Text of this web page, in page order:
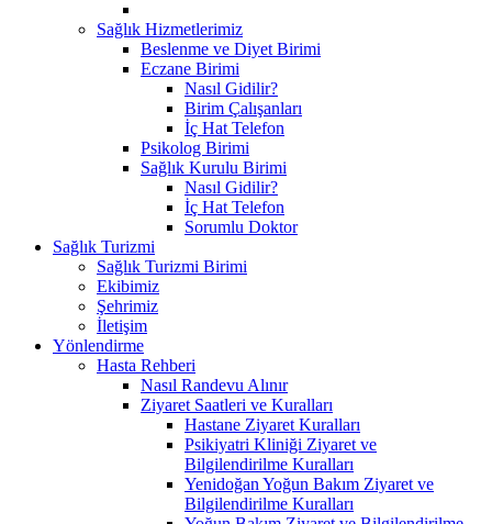
Sağlık Hizmetlerimiz
Beslenme ve Diyet Birimi
Eczane Birimi
Nasıl Gidilir?
Birim Çalışanları
İç Hat Telefon
Psikolog Birimi
Sağlık Kurulu Birimi
Nasıl Gidilir?
İç Hat Telefon
Sorumlu Doktor
Sağlık Turizmi
Sağlık Turizmi Birimi
Ekibimiz
Şehrimiz
İletişim
Yönlendirme
Hasta Rehberi
Nasıl Randevu Alınır
Ziyaret Saatleri ve Kuralları
Hastane Ziyaret Kuralları
Psikiyatri Kliniği Ziyaret ve
Bilgilendirilme Kuralları
Yenidoğan Yoğun Bakım Ziyaret ve
Bilgilendirilme Kuralları